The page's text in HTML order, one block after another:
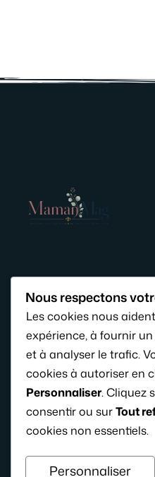
© 2026 KideFring.fr
Nous respectons
Les cookies nous
expérience, à fournir
et à analyser le trafic.
cookies à autoriser en
Personnaliser. Cliquez
consentir ou surTout
cookies non essentiels.
Personnaliser